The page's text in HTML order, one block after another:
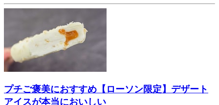
プチご褒美におすすめ【ローソン限定】デザート
アイスが本当においしい